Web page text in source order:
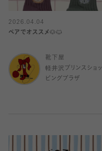
2026.04.04
ペアでオススメ🐶🐱
靴下屋
軽井沢プリンスショッ
ピングプラザ